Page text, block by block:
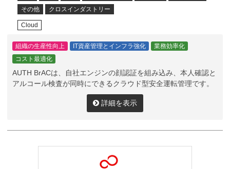
その他
クロスインダストリー
Cloud
組織の生産性向上 IT資産管理とインフラ強化
業務効率化
コスト最適化
AUTH BrACは、自社エンジンの顔認証を組み込み、本人確認と
アルコール検査が同時にできるクラウド型安全運転管理です。
詳細を表示